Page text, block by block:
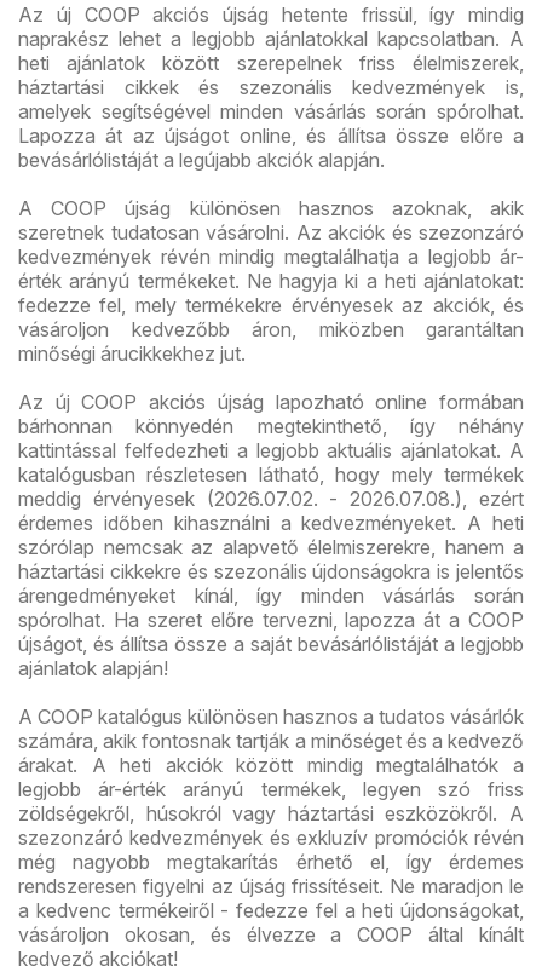
Az új COOP akciós újság hetente frissül, így mindig
naprakész lehet a legjobb ajánlatokkal kapcsolatban. A
heti ajánlatok között szerepelnek friss élelmiszerek,
háztartási cikkek és szezonális kedvezmények is,
amelyek segítségével minden vásárlás során spórolhat.
Lapozza át az újságot online, és állítsa össze előre a
bevásárlólistáját a legújabb akciók alapján.
A COOP újság különösen hasznos azoknak, akik
szeretnek tudatosan vásárolni. Az akciók és szezonzáró
kedvezmények révén mindig megtalálhatja a legjobb ár-
érték arányú termékeket. Ne hagyja ki a heti ajánlatokat:
fedezze fel, mely termékekre érvényesek az akciók, és
vásároljon kedvezőbb áron, miközben garantáltan
minőségi árucikkekhez jut.
Az új COOP akciós újság lapozható online formában
bárhonnan könnyedén megtekinthető, így néhány
kattintással felfedezheti a legjobb aktuális ajánlatokat. A
katalógusban részletesen látható, hogy mely termékek
meddig érvényesek (2026.07.02. - 2026.07.08.), ezért
érdemes időben kihasználni a kedvezményeket. A heti
szórólap nemcsak az alapvető élelmiszerekre, hanem a
háztartási cikkekre és szezonális újdonságokra is jelentős
árengedményeket kínál, így minden vásárlás során
spórolhat. Ha szeret előre tervezni, lapozza át a COOP
újságot, és állítsa össze a saját bevásárlólistáját a legjobb
ajánlatok alapján!
A COOP katalógus különösen hasznos a tudatos vásárlók
számára, akik fontosnak tartják a minőséget és a kedvező
árakat. A heti akciók között mindig megtalálhatók a
legjobb ár-érték arányú termékek, legyen szó friss
zöldségekről, húsokról vagy háztartási eszközökről. A
szezonzáró kedvezmények és exkluzív promóciók révén
még nagyobb megtakarítás érhető el, így érdemes
rendszeresen figyelni az újság frissítéseit. Ne maradjon le
a kedvenc termékeiről - fedezze fel a heti újdonságokat,
vásároljon okosan, és élvezze a COOP által kínált
kedvező akciókat!